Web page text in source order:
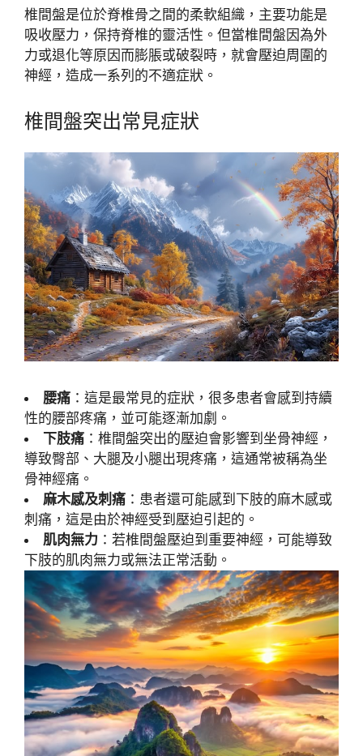
椎間盤是位於脊椎骨之間的柔軟組織，主要功能是
吸收壓力，保持脊椎的靈活性。但當椎間盤因為外
力或退化等原因而膨脹或破裂時，就會壓迫周圍的
神經，造成一系列的不適症狀。
椎間盤突出常見症狀
腰痛 ：這是最常見的症狀，很多患者會感到持續
性的腰部疼痛，並可能逐漸加劇。
下肢痛 ：椎間盤突出的壓迫會影響到坐骨神經，
導致臀部、大腿及小腿出現疼痛，這通常被稱為坐
骨神經痛。
麻木感及刺痛 ：患者還可能感到下肢的麻木感或
刺痛，這是由於神經受到壓迫引起的。
肌肉無力 ：若椎間盤壓迫到重要神經，可能導致
下肢的肌肉無力或無法正常活動。